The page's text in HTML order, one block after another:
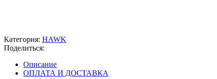
Категория: HAWK
Поделиться:
Описание
ОПЛАТА И ДОСТАВКА